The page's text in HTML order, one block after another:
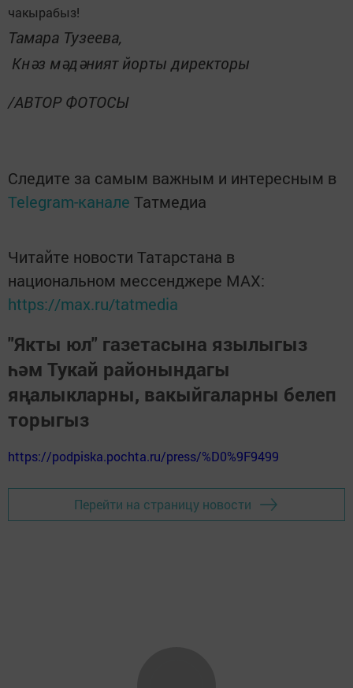
чакырабыз!
Тамара Тузеева,
Кнәз мәдәният йорты директоры
/АВТОР ФОТОСЫ
Следите за самым важным и интересным в
Telegram-канале Татмедиа
Читайте новости Татарстана в
национальном мессенджере MАХ:
https://max.ru/tatmedia
"Якты юл" газетасына язылыгыз
һәм Тукай районындагы
яңалыкларны, вакыйгаларны белеп
торыгыз
https://podpiska.pochta.ru/press/%D0%9F9499
Перейти на страницу новости